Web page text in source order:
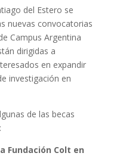
del Estero se
nuevas convocatorias
Campus Argentina
dirigidas a
en expandir
investigación en
de las becas
Fundación Colt en